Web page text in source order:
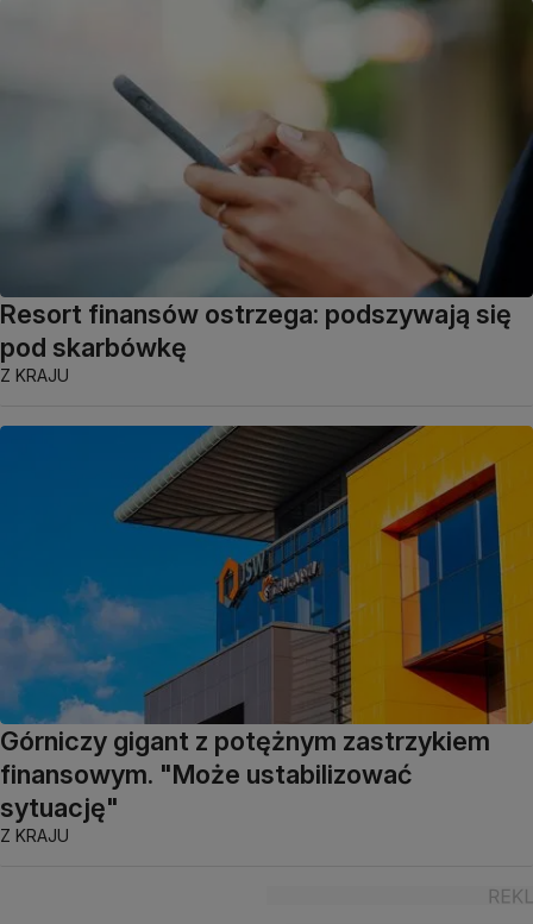
Resort finansów ostrzega: podszywają się
pod skarbówkę
Z KRAJU
Górniczy gigant z potężnym zastrzykiem
finansowym. "Może ustabilizować
sytuację"
Z KRAJU